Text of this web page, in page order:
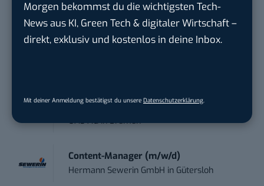
Morgen bekommst du die wichtigsten Tech-
News aus KI, Green Tech & digitaler Wirtschaft –
direkt, exklusiv und kostenlos in deine Inbox.
Mit deiner Anmeldung bestätigst du unsere Datenschutzerklärung.
touristische...
trendtours Holding GmbHinEschborn
Content Creator (m/w/d)
OAS AGinBremen
Content-Manager (m/w/d)
Hermann Sewerin GmbH in Gütersloh